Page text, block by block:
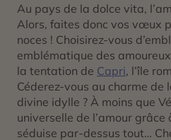
Au pays de la dolce vita,
Alors, faites donc vos vœux
noces ! Choisirez-vous
emblématique des
la tentation de Capri, l’île
Céderez-vous au charme de
divine idylle ? À moins que
universelle de l’amour grâce
séduise par-dessus tout…